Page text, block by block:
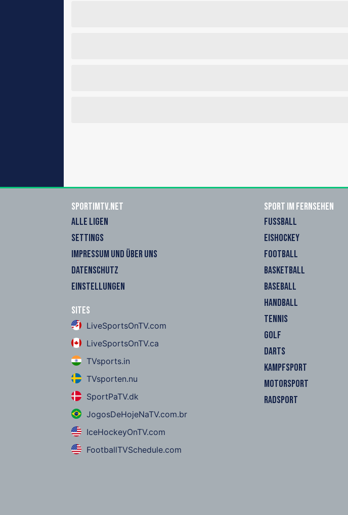
sportimtv.net
ALLE LIGEN
SETTINGS
IMPRESSUM UND ÜBER UNS
DATENSCHUTZ
EINSTELLUNGEN
Sites
LiveSportsOnTV.com
LiveSportsOnTV.ca
TVsports.in
TVsporten.nu
SportPaTV.dk
JogosDeHojeNaTV.com.br
IceHockeyOnTV.com
FootballTVSchedule.com
Sport im Fernsehen
FUSSBALL
EISHOCKEY
FOOTBALL
BASKETBALL
BASEBALL
HANDBALL
TENNIS
GOLF
DARTS
KAMPFSPORT
MOTORSPORT
RADSPORT